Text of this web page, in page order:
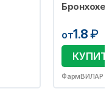
от1.8₽
ФармВИЛАР